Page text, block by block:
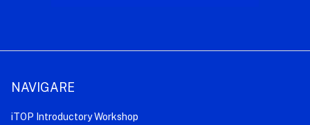
NAVIGARE
iTOP Introductory Workshop